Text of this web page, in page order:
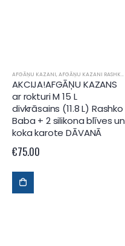
AFGĀŅU KAZANI, AFGĀŅU KAZANI RASHKO BABA
AKCIJA!AFGĀŅU KAZANS
ar rokturi M 15 L
divkrāsains (11.8 L) Rashko
Baba + 2 silikona blīves un
koka karote DĀVANĀ
€75.00